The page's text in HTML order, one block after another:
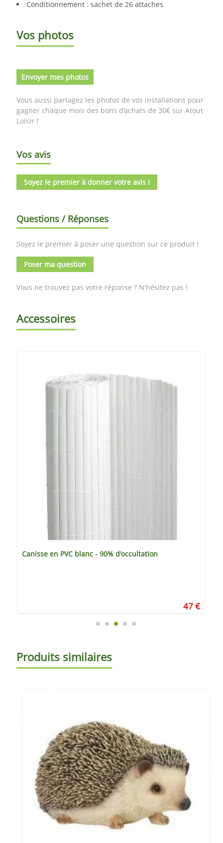
Conditionnement : sachet de 26 attaches
Vos photos
Envoyer mes photos
Vous aussi partagez les photos de vos installations pour
gagner chaque mois des bons d’achats de 30€ sur Atout
Loisir !
Vos avis
Soyez le premier à donner votre avis !
Questions / Réponses
Soyez le premier à poser une question sur ce produit !
Poser ma question
Vous ne trouvez pas votre réponse ? N'hésitez pas !
Accessoires
Canisse en PVC blanc - 90% d'occultation
47 €
Produits similaires